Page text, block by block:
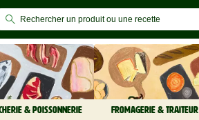
& POISSONNERIE FROMAGERIE & TRAITEUR